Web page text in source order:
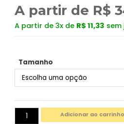
A partir de R$
A partir de 3x de R$ 11,33
Tamanho
Adicionar ao carrinho